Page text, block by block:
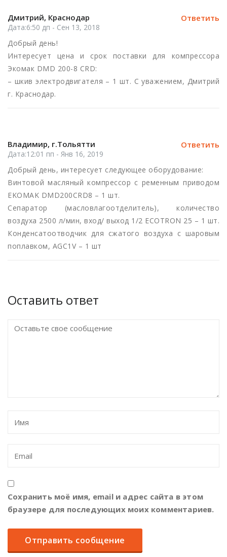
Ответить
Дмитрий, Краснодар
Дата:6:50 дп - Сен 13, 2018
Добрый день!
Интересует цена и срок поставки для компрессора
Экомак DMD 200-8 CRD:
– шкив электродвигателя – 1 шт. С уважением, Дмитрий
г. Краснодар.
Ответить
Владимир, г.Тольятти
Дата:12:01 пп - Янв 16, 2019
Добрый день, интересует следующее оборудование:
Винтовой масляный компрессор с ременным приводом
EKOMAK DMD200CRD8 – 1 шт.
Сепаратор (масловлагоотделитель), количество
воздуха 2500 л/мин, вход/ выход 1/2 ECOTRON 25 – 1 шт.
Конденсатоотводчик для сжатого воздуха с шаровым
поплавком, AGC1V – 1 шт
Оставить ответ
Сохранить моё имя, email и адрес сайта в этом
браузере для последующих моих комментариев.